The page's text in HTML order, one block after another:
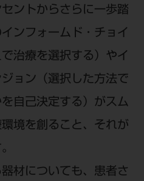
ントからさらに一歩踏
ンフォームド・チョイ
治療を選択する）やイ
ョン（選択した方法で
自己決定する）がスム
境を創ること、それが
材についても、患者さ
（無料）
（無料）
がらない場合がありま
17:00 （祝日・夏季休
となります。
ます。